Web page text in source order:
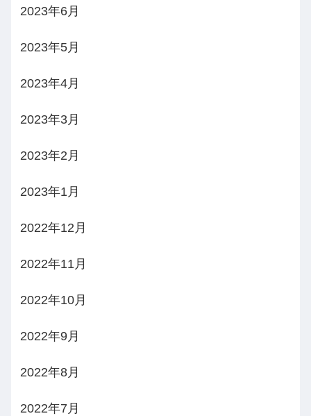
2023年6月
2023年5月
2023年4月
2023年3月
2023年2月
2023年1月
2022年12月
2022年11月
2022年10月
2022年9月
2022年8月
2022年7月